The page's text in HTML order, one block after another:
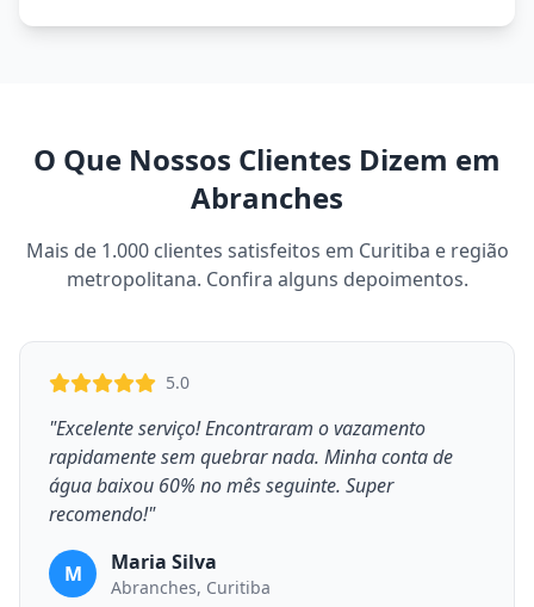
O Que Nossos Clientes Dizem em
Abranches
Mais de 1.000 clientes satisfeitos em Curitiba e região
metropolitana. Confira alguns depoimentos.
5.0
"Excelente serviço! Encontraram o vazamento
rapidamente sem quebrar nada. Minha conta de
água baixou 60% no mês seguinte. Super
recomendo!"
M Maria Silva
Abranches, Curitiba